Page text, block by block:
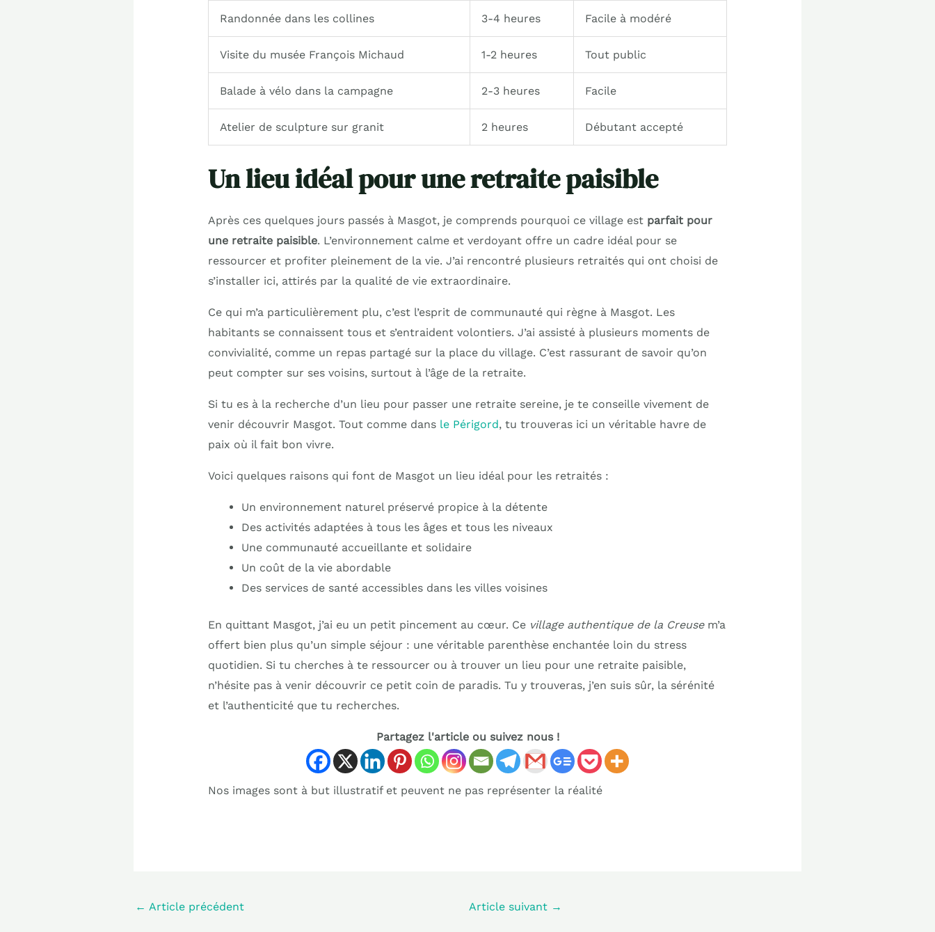
Randonnée dans les collines 3-4 heures Facile à modéré
Visite du musée François Michaud 1-2 heures Tout public
Balade à vélo dans la campagne 2-3 heures Facile
Atelier de sculpture sur granit 2 heures Débutant accepté
Un lieu idéal pour une retraite paisible
Après ces quelques jours passés à Masgot, je comprends pourquoi ce village est parfait pour
une retraite paisible. L’environnement calme et verdoyant offre un cadre idéal pour se
ressourcer et profiter pleinement de la vie. J’ai rencontré plusieurs retraités qui ont choisi de
s’installer ici, attirés par la qualité de vie extraordinaire.
Ce qui m’a particulièrement plu, c’est l’esprit de communauté qui règne à Masgot. Les
habitants se connaissent tous et s’entraident volontiers. J’ai assisté à plusieurs moments de
convivialité, comme un repas partagé sur la place du village. C’est rassurant de savoir qu’on
peut compter sur ses voisins, surtout à l’âge de la retraite.
Si tu es à la recherche d’un lieu pour passer une retraite sereine, je te conseille vivement de
venir découvrir Masgot. Tout comme dans le Périgord, tu trouveras ici un véritable havre de
paix où il fait bon vivre.
Voici quelques raisons qui font de Masgot un lieu idéal pour les retraités :
Un environnement naturel préservé propice à la détente
Des activités adaptées à tous les âges et tous les niveaux
Une communauté accueillante et solidaire
Un coût de la vie abordable
Des services de santé accessibles dans les villes voisines
En quittant Masgot, j’ai eu un petit pincement au cœur. Ce village authentique de la Creusem’a
offert bien plus qu’un simple séjour : une véritable parenthèse enchantée loin du stress
quotidien. Si tu cherches à te ressourcer ou à trouver un lieu pour une retraite paisible,
n’hésite pas à venir découvrir ce petit coin de paradis. Tu y trouveras, j’en suis sûr, la sérénité
et l’authenticité que tu recherches.
Partagez l'article ou suivez nous !
Nos images sont à but illustratif et peuvent ne pas représenter la réalité
← Article précédent Article suivant →